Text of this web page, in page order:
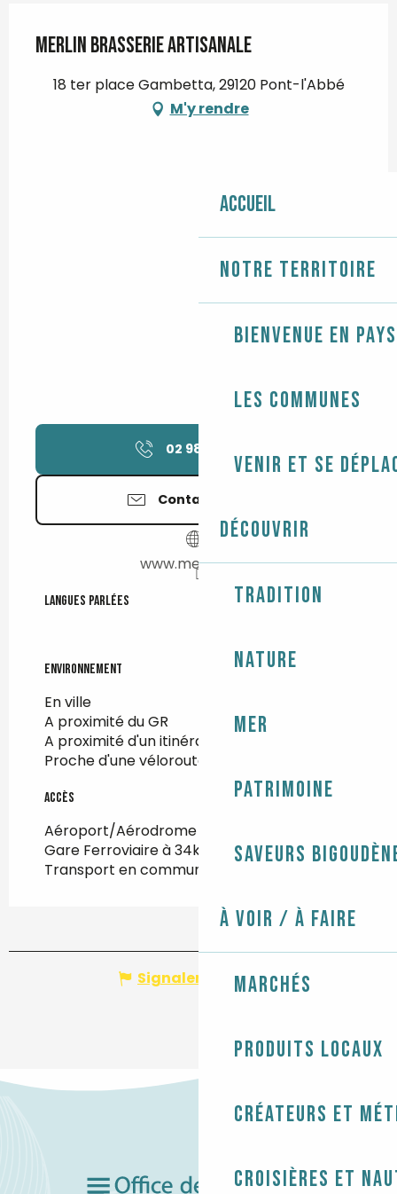
Accueil
Notre territoire
Bienvenue en
Les communes
Venir et se
Découvrir
Tradition
Nature
Mer
Patrimoine
Saveurs
À voir / À faire
Marchés
Produits locaux
Créateurs et
Croisières et
Merlin Brasserie artisanale
18 ter place Gambetta, 29120 Pont-l'Abbé
M'y rendre
02 98 74 37
Contactez-nous
www.merlin.beer
Langues parlées
Langues parlées
Environnement
Environnement
En ville
A proximité du GR
A proximité d'un itinéraire de randonnée
Proche d'une véloroute
Accès
Accès
Aéroport/Aérodrome à 109km
Gare Ferroviaire à 34km
Transport en commun à 450m
Signaler une erreur